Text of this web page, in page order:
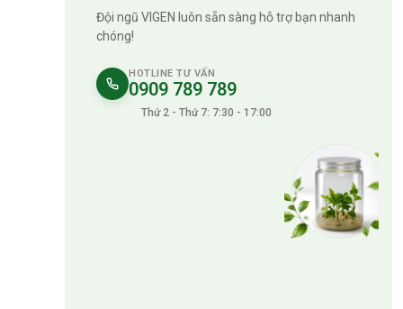
Đội ngũ VIGEN luôn sẵn sàng hỗ trợ bạn nhanh
chóng!
HOTLINE TƯ VẤN
0909 789 789
Thứ 2 - Thứ 7: 7:30 - 17:00